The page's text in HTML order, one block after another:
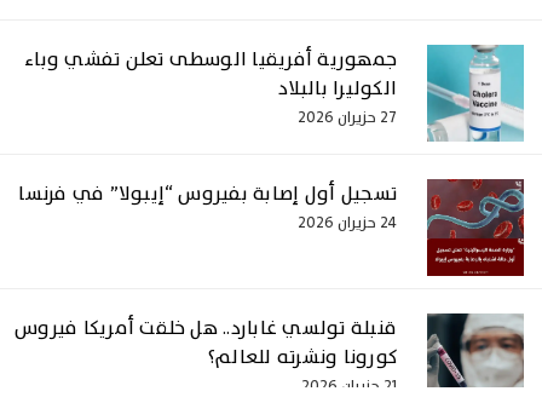
جمهورية أفريقيا الوسطى تعلن تفشي وباء
الكوليرا بالبلاد
27 حزيران 2026
تسجيل أول إصـابة بفيروس “إيبولا” في فرنسا
24 حزيران 2026
قنبلة تولسي غابارد.. هل خلقت أمريكا فيروس
كورونا ونشرته للعالم؟
21 حزيران 2026